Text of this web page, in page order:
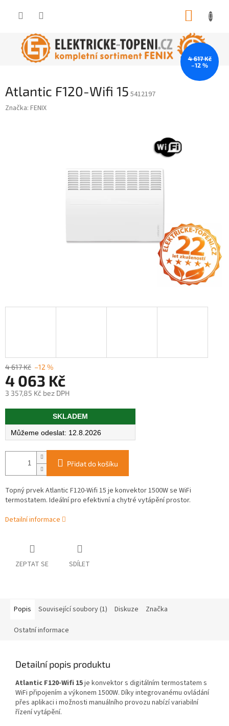
Atlantic F120-Wifi 15 5412197
Značka: FENIX
4 617 Kč
–12 %
4 617 Kč –12 %
4 063 Kč
3 357,85 Kč bez DPH
Měrná
SKLADEM
12.8.2026
Přidat do košíku
Topný prvek Atlantic F120-Wifi 15 je konvektor 1500W se WiFi
termostatem. Ideální pro efektivní a chytré vytápění prostor.
Detailní informace
ZEPTAT SE SDÍLET
Popis Související soubory (1) Diskuze Značka
Ostatní informace
Detailní popis produktu
Atlantic F120-Wifi 15je konvektor s digitálním termostatem s
WiFi připojením a výkonem 1500W. Díky integrovanému ovládání
přes aplikaci i možnosti manuálního provozu nabízí variabilní
řízení vytápění.